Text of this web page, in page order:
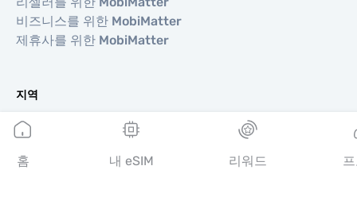
비즈니스를 위한 MobiMatter
제휴사를 위한 MobiMatter
지역
유럽 eSIM
아시아 eSIM
아메리카 eSIM
홈 내 eSIM 리워드